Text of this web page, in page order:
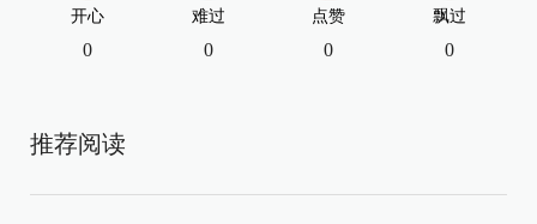
开心
0
难过
0
点赞
0
飘过
0
推荐阅读